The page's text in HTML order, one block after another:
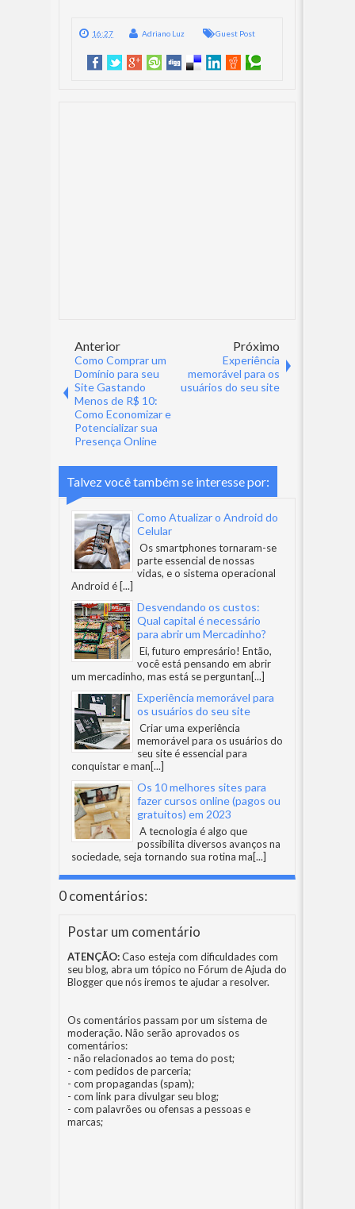
16:27 Adriano Luz Guest Post
Anterior
Como Comprar um
Domínio para seu
Site Gastando
Menos de R$ 10:
Como Economizar e
Potencializar sua
Presença Online
Próximo
Experiência
memorável para os
usuários do seu site
Talvez você também se interesse por:
Como Atualizar o Android do
Celular
Os smartphones tornaram-se
parte essencial de nossas
vidas, e o sistema operacional
Android é [...]
Desvendando os custos:
Qual capital é necessário
para abrir um Mercadinho?
Ei, futuro empresário! Então,
você está pensando em abrir
um mercadinho, mas está se perguntan[...]
Experiência memorável para
os usuários do seu site
Criar uma experiência
memorável para os usuários do
seu site é essencial para
conquistar e man[...]
Os 10 melhores sites para
fazer cursos online (pagos ou
gratuitos) em 2023
A tecnologia é algo que
possibilita diversos avanços na
sociedade, seja tornando sua rotina ma[...]
0 comentários:
Postar um comentário
ATENÇÃO:Caso esteja com dificuldades com
seu blog, abra um tópico no Fórum de Ajuda do
Bloggerque nós iremos te ajudar a resolver.
Os comentários passam por um sistema de
moderação. Não serão aprovados os
comentários:
- não relacionados ao tema do post;
- com pedidos de parceria;
- com propagandas (spam);
- com link para divulgar seu blog;
- com palavrões ou ofensas a pessoas e
marcas;